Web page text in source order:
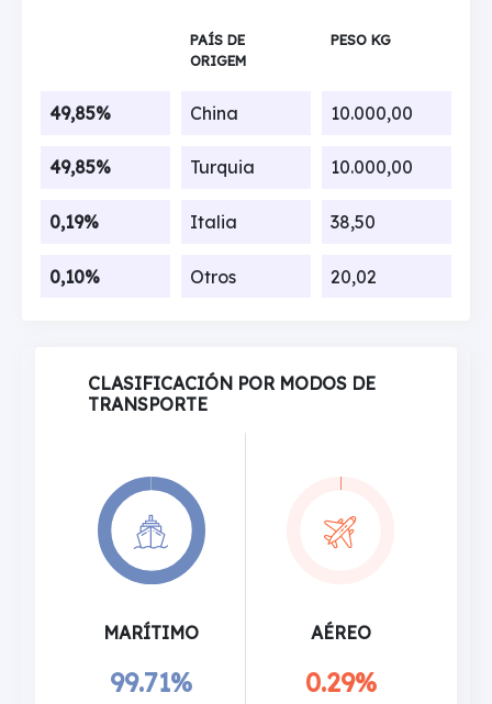
PAÍS DE
ORIGEM
PESO KG
49,85% China 10.000,00
49,85% Turquia 10.000,00
0,19% Italia 38,50
0,10% Otros 20,02
CLASIFICACIÓN POR MODOS DE
TRANSPORTE
MARÍTIMO
99.71%
AÉREO
0.29%